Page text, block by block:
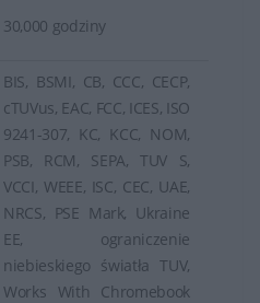
30,000 godziny
BIS, BSMI, CB, CCC, CECP,
cTUVus, EAC, FCC, ICES, ISO
9241-307, KC, KCC, NOM,
PSB, RCM, SEPA, TUV S,
VCCI, WEEE, ISC, CEC, UAE,
NRCS, PSE Mark, Ukraine
EE, ograniczenie
niebieskiego światła TUV,
Works With Chromebook